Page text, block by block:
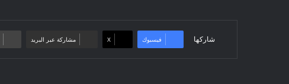
شاركها فيسبوك ‫X مشاركة عبر البريد